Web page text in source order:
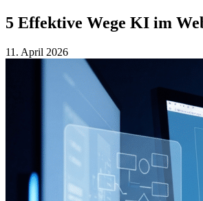
5 Effektive Wege KI im
11. April 2026